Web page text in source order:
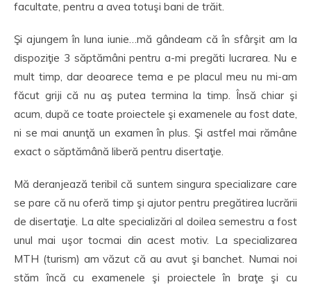
facultate, pentru a avea totuşi bani de trăit.
Şi ajungem în luna iunie…mă gândeam că în sfârşit am la
dispoziţie 3 săptămâni pentru a-mi pregăti lucrarea. Nu e
mult timp, dar deoarece tema e pe placul meu nu mi-am
făcut griji că nu aş putea termina la timp. Însă chiar şi
acum, după ce toate proiectele şi examenele au fost date,
ni se mai anunţă un examen în plus. Şi astfel mai rămâne
exact o săptămână liberă pentru disertaţie.
Mă deranjează teribil că suntem singura specializare care
se pare că nu oferă timp şi ajutor pentru pregătirea lucrării
de disertaţie. La alte specializări al doilea semestru a fost
unul mai uşor tocmai din acest motiv. La specializarea
MTH (turism) am văzut că au avut şi banchet. Numai noi
stăm încă cu examenele şi proiectele în braţe şi cu